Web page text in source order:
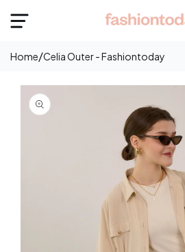
Home/Celia Outer - Fashiontoday